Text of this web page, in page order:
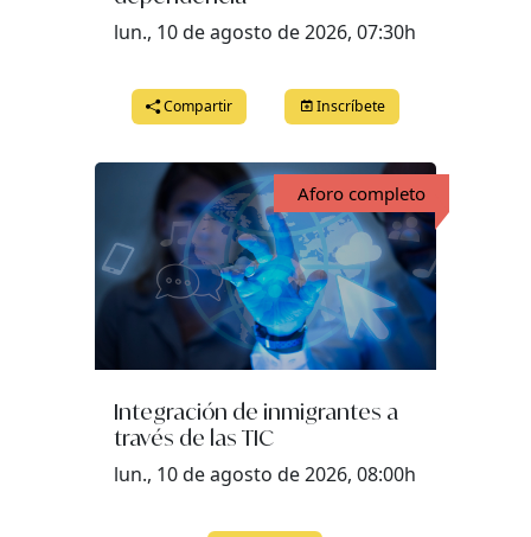
jueves, 25 de junio del 2026 a las 08:00
viernes, 26 de junio del 2026 a las 08:00
martes, 30 de junio del 2026 a las 08:00
lun., 10 de agosto de 2026, 07:30h
Compartir Inscríbete
Aforo completo
Integración de inmigrantes a
través de las TIC
lun., 10 de agosto de 2026, 08:00h